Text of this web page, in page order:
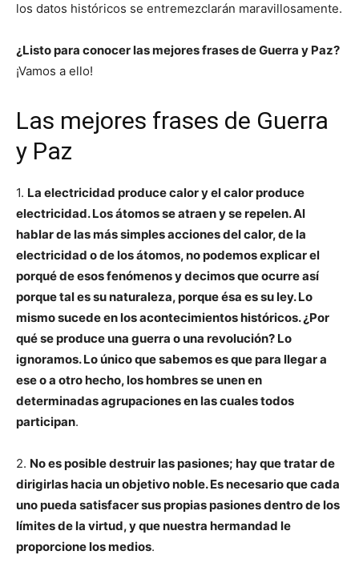
los datos históricos se entremezclarán maravillosamente.
¿Listo para conocer las mejores frases de Guerra y Paz?
¡Vamos a ello!
Las mejores frases de Guerra
y Paz
1. La electricidad produce calor y el calor produce
electricidad. Los átomos se atraen y se repelen. Al
hablar de las más simples acciones del calor, de la
electricidad o de los átomos, no podemos explicar el
porqué de esos fenómenos y decimos que ocurre así
porque tal es su naturaleza, porque ésa es su ley. Lo
mismo sucede en los acontecimientos históricos. ¿Por
qué se produce una guerra o una revolución? Lo
ignoramos. Lo único que sabemos es que para llegar a
ese o a otro hecho, los hombres se unen en
determinadas agrupaciones en las cuales todos
participan.
2. No es posible destruir las pasiones; hay que tratar de
dirigirlas hacia un objetivo noble. Es necesario que cada
uno pueda satisfacer sus propias pasiones dentro de los
límites de la virtud, y que nuestra hermandad le
proporcione los medios.